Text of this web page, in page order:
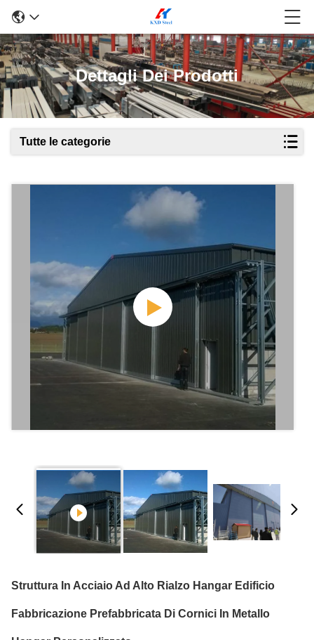
Dettagli Dei Prodotti
Tutte le categorie
Struttura In Acciaio Ad Alto Rialzo Hangar Edificio
Fabbricazione Prefabbricata Di Cornici In Metallo